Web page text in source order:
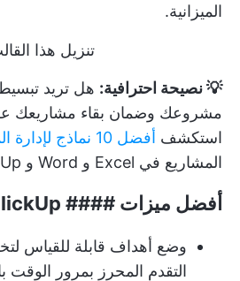
الميزانية.
تنزيل هذا
💡 نصيحة احترافية: هل تريد
مشروعك وضمان بقاء مشاريعك
استكشف أفضل 10 نماذج لإدارة المخاطر
المشاريع في Excel و Word و ClickUp.
أفضل ميزات ####
وضع أهداف قابلة للقياس
التقدم المحرز بمرور الوقت